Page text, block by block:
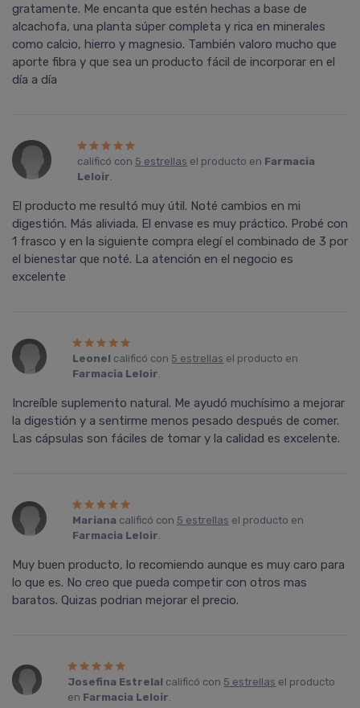
gratamente. Me encanta que estén hechas a base de
alcachofa, una planta súper completa y rica en minerales
como calcio, hierro y magnesio. También valoro mucho que
aporte fibra y que sea un producto fácil de incorporar en el
día a día
calificó con 5 estrellas el producto en Farmacia
Leloir.
El producto me resultó muy útil. Noté cambios en mi
digestión. Más aliviada. El envase es muy práctico. Probé con
1 frasco y en la siguiente compra elegí el combinado de 3 por
el bienestar que noté. La atención en el negocio es
excelente
Leonel calificó con 5 estrellas el producto en
Farmacia Leloir.
Increíble suplemento natural. Me ayudó muchísimo a mejorar
la digestión y a sentirme menos pesado después de comer.
Las cápsulas son fáciles de tomar y la calidad es excelente.
Mariana calificó con 5 estrellas el producto en
Farmacia Leloir.
Muy buen producto, lo recomiendo aunque es muy caro para
lo que es. No creo que pueda competir con otros mas
baratos. Quizas podrian mejorar el precio.
Josefina Estrelal calificó con 5 estrellas el producto
en Farmacia Leloir.